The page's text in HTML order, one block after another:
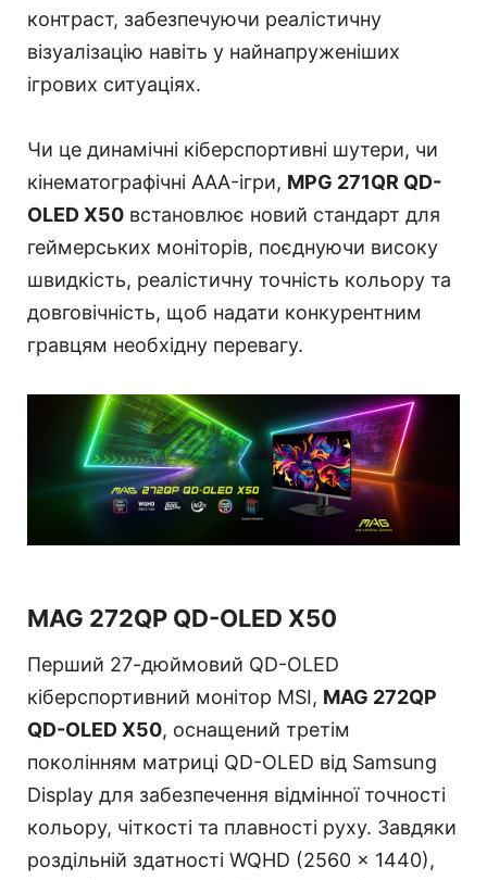
контраст, забезпечуючи реалістичну
візуалізацію навіть у найнапруженіших
ігрових ситуаціях.
Чи це динамічні кіберспортивні шутери, чи
кінематографічні AAA-ігри, MPG 271QR QD-
OLED X50 встановлює новий стандарт для
геймерських моніторів, поєднуючи високу
швидкість, реалістичну точність кольору та
довговічність, щоб надати конкурентним
гравцям необхідну перевагу.
MAG 272QP QD-OLED X50
Перший 27-дюймовий QD-OLED
кіберспортивний монітор MSI, MAG 272QP
QD-OLED X50, оснащений третім
поколінням матриці QD-OLED від Samsung
Display для забезпечення відмінної точності
кольору, чіткості та плавності руху. Завдяки
роздільній здатності WQHD (2560 x 1440),